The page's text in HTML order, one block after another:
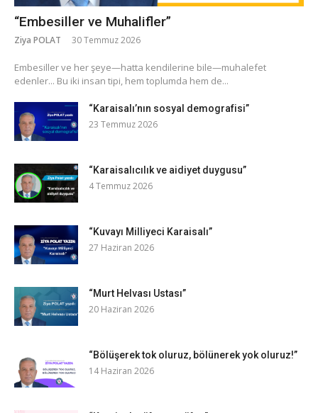
“Embesiller ve Muhalifler”
Ziya POLAT 30 Temmuz 2026
​Embesiller ve her şeye—hatta kendilerine bile—muhalefet
edenler... Bu iki insan tipi, hem toplumda hem de...
“Karaisalı’nın sosyal demografisi”
23 Temmuz 2026
“Karaisalıcılık ve aidiyet duygusu”
4 Temmuz 2026
“Kuvayı Milliyeci Karaisalı”
27 Haziran 2026
“Murt Helvası Ustası”
20 Haziran 2026
“Bölüşerek tok oluruz, bölünerek yok oluruz!”
14 Haziran 2026